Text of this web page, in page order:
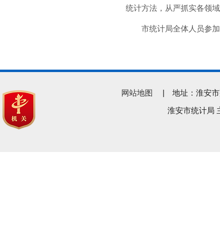
统计方法，从严抓实各领
市统计局全体人员参加
网站地图 | 地址：淮安市
淮安市统计